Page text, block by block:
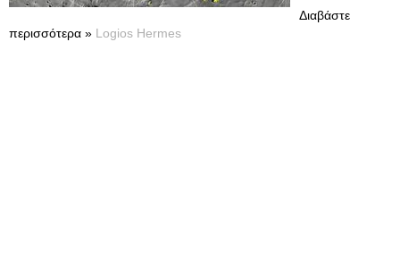
Διαβάστε
περισσότερα » Logios Hermes